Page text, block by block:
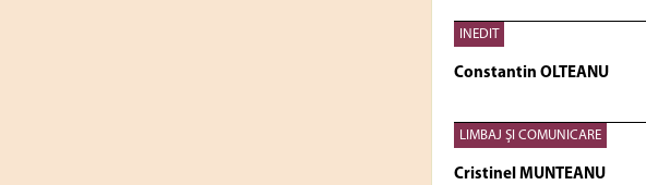
INEDIT
Constantin OLTEANU
LIMBAJ ŞI COMUNICARE
Cristinel MUNTEANU